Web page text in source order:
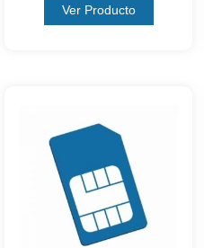
Ver Producto